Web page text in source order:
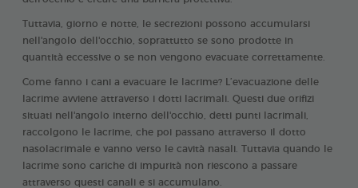
Tuttavia, giorno e notte, le secrezioni possono accumularsi
nell'angolo dell'occhio, soprattutto se sono prodotte in
quantità eccessive o se non vengono evacuate correttamente.
Come fanno i cani a evacuare le lacrime? L’evacuazione delle
lacrime avviene attraverso i dotti lacrimali. Questi due orifizi
situati nell'angolo interno dell'occhio, detti punti lacrimali,
raccolgono le lacrime, che poi passano attraverso il dotto
nasolacrimale e vanno verso le cavità nasali. Tuttavia quando le
lacrime sono cariche di impurità non riescono a passare
attraverso questi canali e si accumulano.